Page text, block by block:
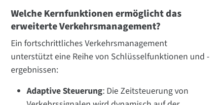
Welche Kernfunktionen ermöglicht das
erweiterte Verkehrsmanagement?
Ein fortschrittliches Verkehrsmanagement
unterstützt eine Reihe von Schlüsselfunktionen und -
ergebnissen:
Adaptive Steuerung: Die Zeitsteuerung von